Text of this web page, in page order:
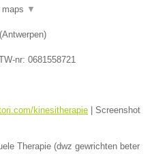
▼
(Antwerpen)
nr: 0681558721
kinesitherapie
Screenshot
Therapie (dwz gewrichten beter